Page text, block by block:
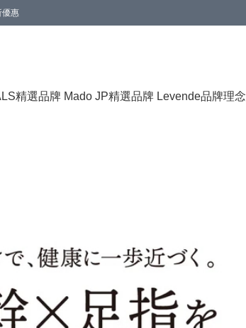
惠
精選品牌 Mado JP精選品牌 Levende品牌理念